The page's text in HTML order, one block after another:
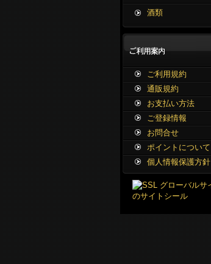
酒類
ご利用規約
通販規約
お支払い方法
ご登録情報
お問合せ
ポイントについて
個人情報保護方針